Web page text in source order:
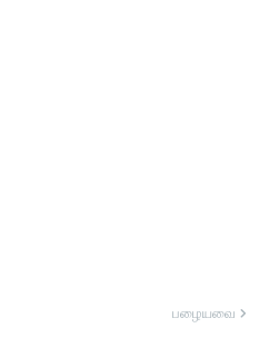
பழையவை